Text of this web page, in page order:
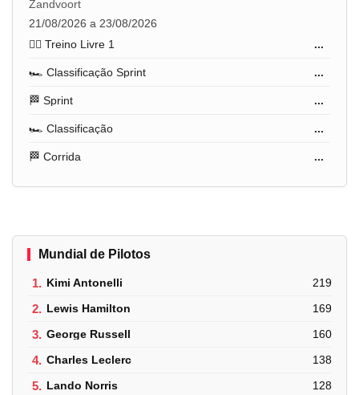
Zandvoort
21/08/2026 a 23/08/2026
🏋️‍♂️ Treino Livre 1
...
🏎️ Classificação Sprint ...
🏁 Sprint ...
🏎️ Classificação ...
🏁 Corrida ...
Mundial de Pilotos
1. Kimi Antonelli 219
2. Lewis Hamilton 169
3. George Russell 160
4. Charles Leclerc 138
5. Lando Norris 128